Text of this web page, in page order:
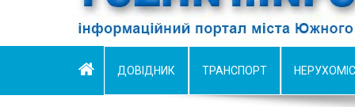
ДОВІДНИК ТРАНСПОРТ